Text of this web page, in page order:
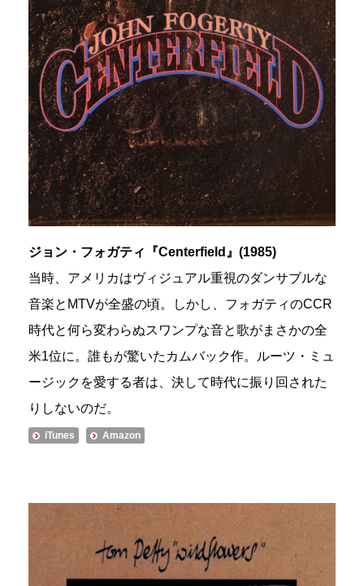
ジョン・フォガティ『Centerfield』(1985)
当時、アメリカはヴィジュアル重視のダンサブルな
音楽とMTVが全盛の頃。しかし、フォガティのCCR
時代と何ら変わらぬスワンプな音と歌がまさかの全
米1位に。誰もが驚いたカムバック作。ルーツ・ミュ
ージックを愛する者は、決して時代に振り回された
りしないのだ。
iTunes Amazon